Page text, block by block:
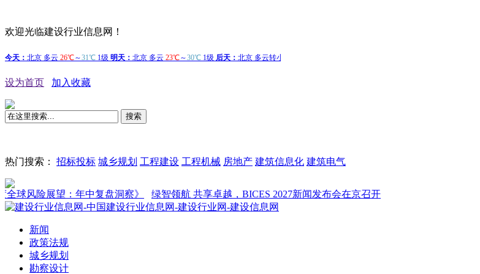
欢迎光临建设行业信息网！
设为首页 加入收藏
搜索
热门搜索： 招标投标 城乡规划 工程建设 工程机械 房地产 建筑信息化 建筑电气
险展望：年中复盘洞察》 绿智领航 共享卓越，BICES 2027新闻发布会在京召开
新闻
政策法规
城乡规划
勘察设计